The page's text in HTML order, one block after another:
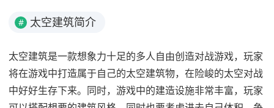
# 太空建筑简介
太空建筑是一款想象力十足的多人自由创造对战游戏，玩家
将在游戏中打造属于自己的太空建筑物，在险峻的太空对战
中好好生存下来。同时，游戏中的建造设施非常丰富，玩家